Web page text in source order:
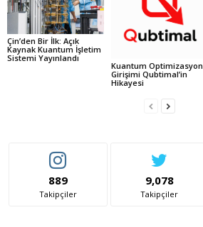
Çin’den Bir İlk: Açık
Kaynak Kuantum İşletim
Sistemi Yayınlandı
Kuantum Optimizasyon
Girişimi Qubtimal’in
Hikayesi
889
Takipçiler
9,078
Takipçiler